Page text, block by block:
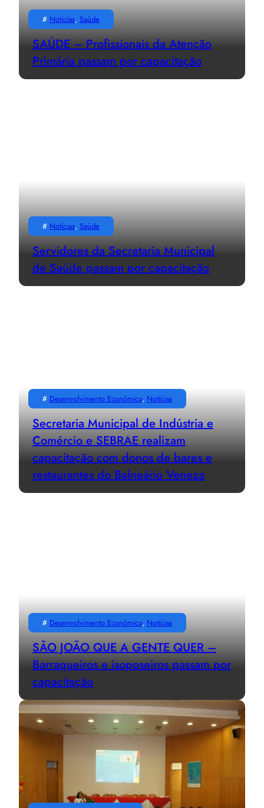
# Notícias, Saúde
SAÚDE – Profissionais da Atenção
Primária passam por capacitação
# Notícias, Saúde
Servidores da Secretaria Municipal
de Saúde passam por capacitação
# Desenvolvimento Econômico, Notícias
Secretaria Municipal de Indústria e
Comércio e SEBRAE realizam
capacitação com donos de bares e
restaurantes do Balneário Veneza
# Desenvolvimento Econômico, Notícias
SÃO JOÃO QUE A GENTE QUER –
Barraqueiros e isoposeiros passam por
capacitação